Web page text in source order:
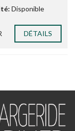
Disponible
DÉTAILS